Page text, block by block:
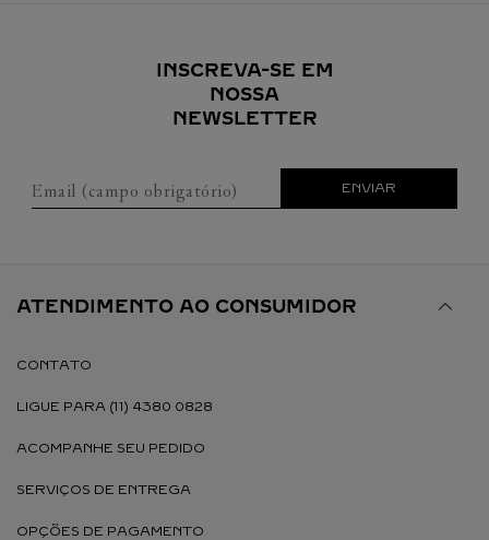
INSCREVA-SE EM
NOSSA
NEWSLETTER
Email (campo obrigatório) ENVIAR
ATENDIMENTO AO CONSUMIDOR
CONTATO
LIGUE PARA (11) 4380 0828
ACOMPANHE SEU PEDIDO
SERVIÇOS DE ENTREGA
OPÇÕES DE PAGAMENTO